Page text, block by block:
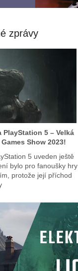
zprávy
5 – Velká
Show 2023!
5 uveden ještě
bylo pro fanoušky hry
protože její příchod